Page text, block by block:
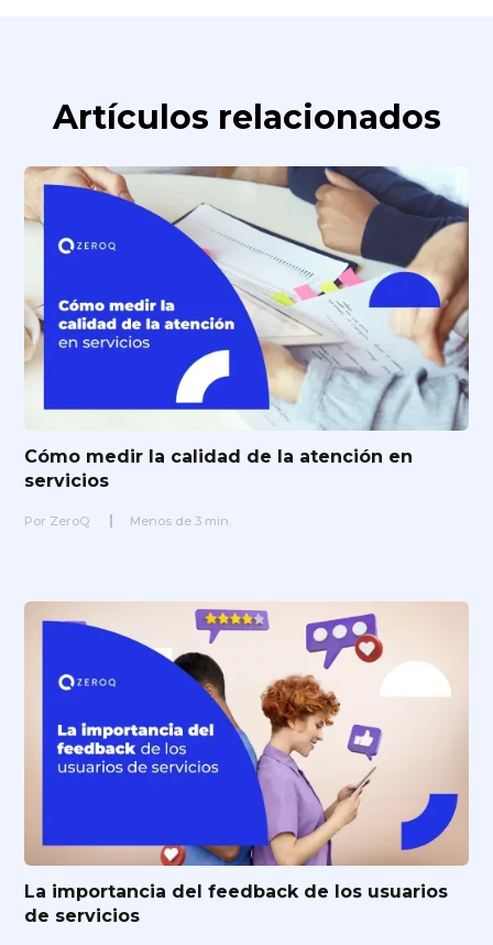
Artículos relacionados
Cómo medir la calidad de la atención en
servicios
Por ZeroQ Menos de 3 min.
La importancia del feedback de los usuarios
de servicios